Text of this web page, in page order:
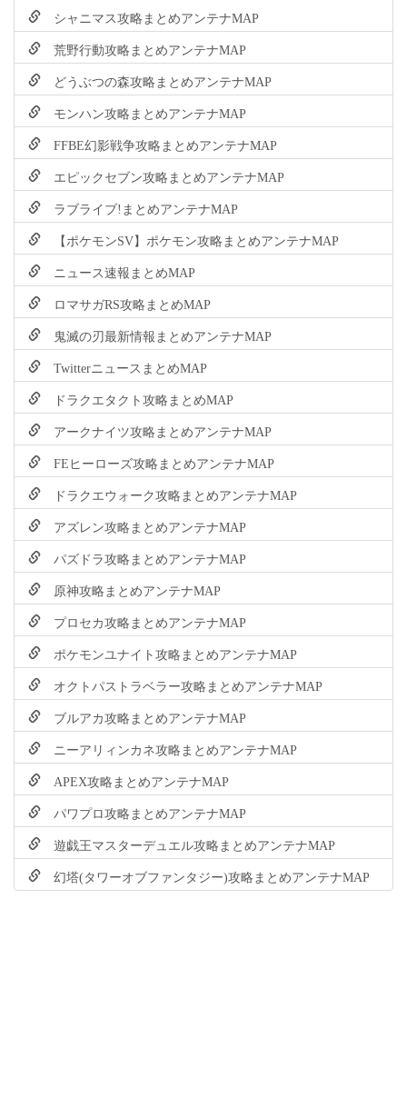
シャニマス攻略まとめアンテナMAP
荒野行動攻略まとめアンテナMAP
どうぶつの森攻略まとめアンテナMAP
モンハン攻略まとめアンテナMAP
FFBE幻影戦争攻略まとめアンテナMAP
エピックセブン攻略まとめアンテナMAP
ラブライブ!まとめアンテナMAP
【ポケモンSV】ポケモン攻略まとめアンテナMAP
ニュース速報まとめMAP
ロマサガRS攻略まとめMAP
鬼滅の刃最新情報まとめアンテナMAP
TwitterニュースまとめMAP
ドラクエタクト攻略まとめMAP
アークナイツ攻略まとめアンテナMAP
FEヒーローズ攻略まとめアンテナMAP
ドラクエウォーク攻略まとめアンテナMAP
アズレン攻略まとめアンテナMAP
パズドラ攻略まとめアンテナMAP
原神攻略まとめアンテナMAP
プロセカ攻略まとめアンテナMAP
ポケモンユナイト攻略まとめアンテナMAP
オクトパストラベラー攻略まとめアンテナMAP
ブルアカ攻略まとめアンテナMAP
ニーアリィンカネ攻略まとめアンテナMAP
APEX攻略まとめアンテナMAP
パワプロ攻略まとめアンテナMAP
遊戯王マスターデュエル攻略まとめアンテナMAP
幻塔(タワーオブファンタジー)攻略まとめアンテナMAP